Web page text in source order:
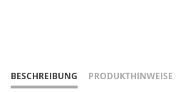
BESCHREIBUNG PRODUKTHINWEISE